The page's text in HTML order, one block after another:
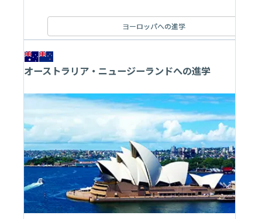
ヨーロッパへの進学
オーストラリア・ニュージーランドへの進学